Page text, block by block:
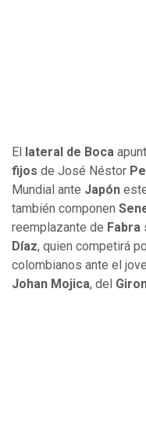
El lateral de Boca
fijos de José Néstor
Mundial ante Japón
también componen
reemplazante de Fabra
Díaz, quien competirá
colombianos ante el
Johan Mojica, del